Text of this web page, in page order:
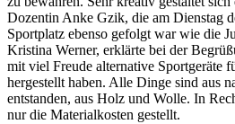
Dozentin Anke Gzik, die am Dienstag
Sportplatz ebenso gefolgt war wie die
Kristina Werner, erklärte bei der
mit viel Freude alternative Sportgeräte
hergestellt haben. Alle Dinge sind aus
entstanden, aus Holz und Wolle. In
nur die Materialkosten gestellt.